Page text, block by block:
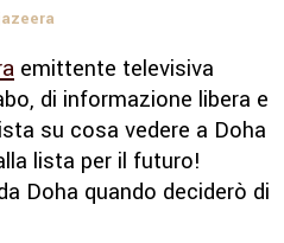
emittente televisiva
di informazione libera e
su cosa vedere a Doha
lista per il futuro!
Doha quando deciderò di